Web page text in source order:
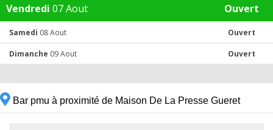
Vendredi 07 Aout Ouvert
Samedi 08 Aout Ouvert
Dimanche 09 Aout Ouvert
Bar pmu à proximité de Maison De La Presse Gueret